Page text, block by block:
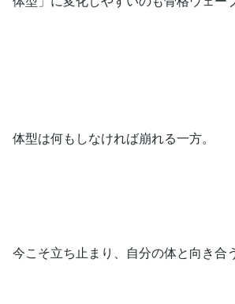
体型は何もしなければ崩れる一方。
今こそ立ち止まり、自分の体と向き合